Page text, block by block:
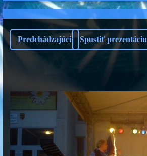
Predchádzajúci Spustiť prezentáciu